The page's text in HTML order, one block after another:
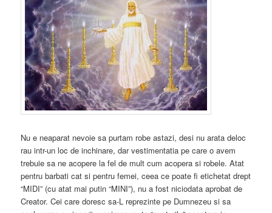
Nu e neaparat nevoie sa purtam robe astazi, desi nu arata deloc
rau intr-un loc de inchinare, dar vestimentatia pe care o avem
trebuie sa ne acopere la fel de mult cum acopera si robele. Atat
pentru barbati cat si pentru femei, ceea ce poate fi etichetat drept
“MIDI” (cu atat mai putin “MINI”), nu a fost niciodata aprobat de
Creator. Cei care doresc sa-L reprezinte pe Dumnezeu si sa